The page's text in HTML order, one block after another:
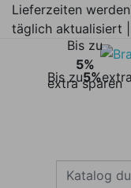
Lieferzeiten werden
täglich aktualisiert |
Bis zu5%
Bis zu
5%
extra sparen